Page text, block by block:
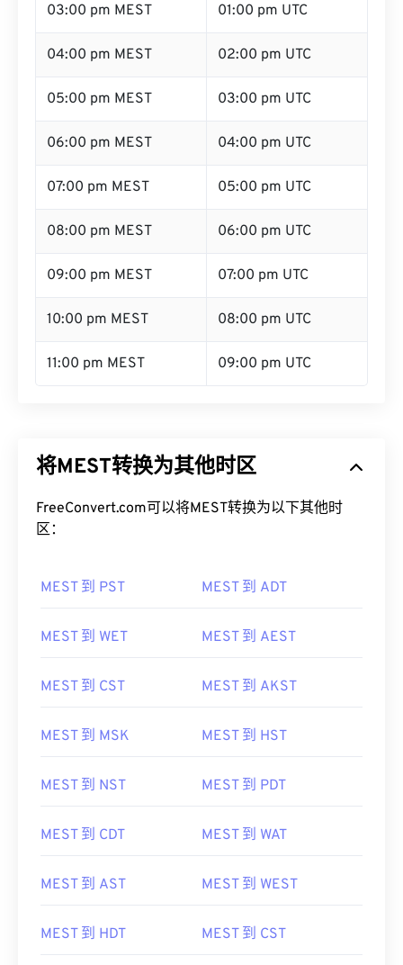
03:00 pm MEST 01:00 pm UTC
04:00 pm MEST 02:00 pm UTC
05:00 pm MEST 03:00 pm UTC
06:00 pm MEST 04:00 pm UTC
07:00 pm MEST 05:00 pm UTC
08:00 pm MEST 06:00 pm UTC
09:00 pm MEST 07:00 pm UTC
10:00 pm MEST 08:00 pm UTC
11:00 pm MEST 09:00 pm UTC
将MEST转换为其他时区
FreeConvert.com可以将MEST转换为以下其他时
区：
MEST 到 PST MEST 到 ADT
MEST 到 WET MEST 到 AEST
MEST 到 CST MEST 到 AKST
MEST 到 MSK MEST 到 HST
MEST 到 NST MEST 到 PDT
MEST 到 CDT MEST 到 WAT
MEST 到 AST MEST 到 WEST
MEST 到 HDT MEST 到 CST